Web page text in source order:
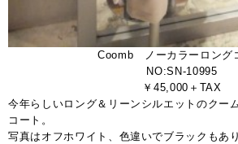
Coomb ノーカラーロング
NO:SN-10995
￥45,000＋TAX
今年らしいロング＆リーンシルエットのクー
コート。
写真はオフホワイト、色違いでブラックもあ